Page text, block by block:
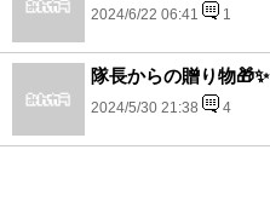
2024/6/22 06:41 1
隊長からの贈り物🎁✨
2024/5/30 21:38 4